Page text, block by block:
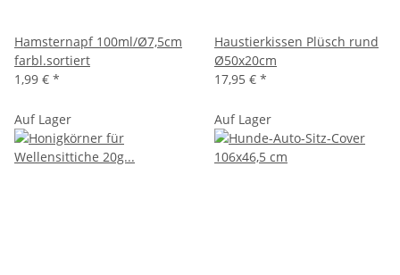
Hamsternapf 100ml/Ø7,5cm
farbl.sortiert
1,99 € *
Haustierkissen Plüsch rund
Ø50x20cm
17,95 € *
Auf Lager Auf Lager